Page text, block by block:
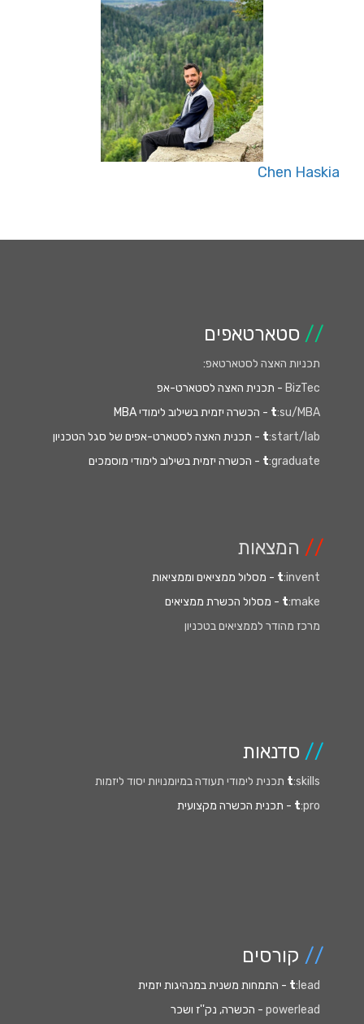
Chen Haskia
// סטארטאפים
תכניות האצה לסטארטאפ:
BizTec - תכנית האצה לסטארט-אפ
t:su/MBA
- הכשרה יזמית בשילוב לימודי MBA
t:start/lab
- תכנית האצה לסטארט-אפים של סגל הטכניון
t:graduate - הכשרה יזמית בשילוב לימודי מוסמכים
// המצאות
t:invent
- מסלול ממציאים וממציאות
t:make
- מסלול הכשרת ממציאים
מרכז מהודר לממציאים בטכניון
// סדנאות
t:skills תכנית לימודי תעודה במיומנויות יסוד ליזמות
t:pro - תכנית הכשרה מקצועית
// קורסים
t:lead
- התמחות משנית במנהיגות יזמית
powerlead - הכשרה, נק''ז ושכר